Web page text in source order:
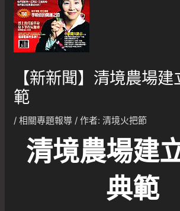
【新新聞】清境農場
範
/相關專題報導 / 作者:清境火把節
清境農場建
典範